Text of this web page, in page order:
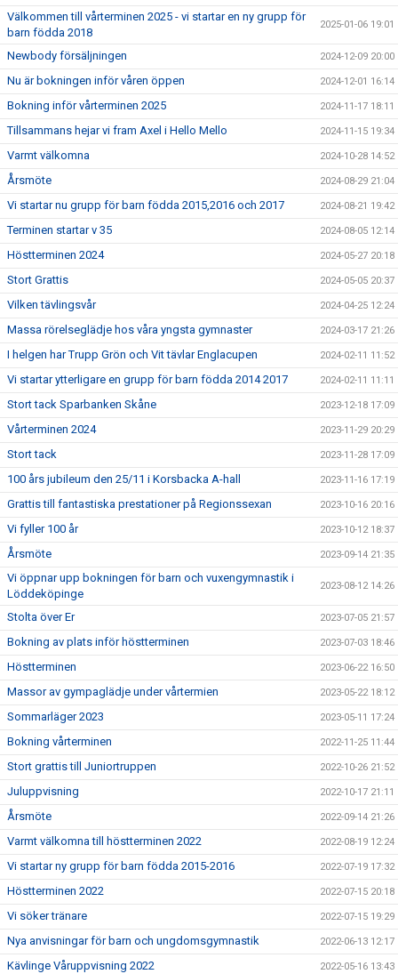
Välkommen till vårterminen 2025 - vi startar en ny grupp för
barn födda 2018
2025-01-06 19:01
Newbody försäljningen 2024-12-09 20:00
Nu är bokningen inför våren öppen 2024-12-01 16:14
Bokning inför vårterminen 2025 2024-11-17 18:11
Tillsammans hejar vi fram Axel i Hello Mello 2024-11-15 19:34
Varmt välkomna 2024-10-28 14:52
Årsmöte 2024-08-29 21:04
Vi startar nu grupp för barn födda 2015,2016 och 2017 2024-08-21 19:42
Terminen startar v 35 2024-08-05 12:14
Höstterminen 2024 2024-05-27 20:18
Stort Grattis 2024-05-05 20:37
Vilken tävlingsvår 2024-04-25 12:24
Massa rörelseglädje hos våra yngsta gymnaster 2024-03-17 21:26
I helgen har Trupp Grön och Vit tävlar Englacupen 2024-02-11 11:52
Vi startar ytterligare en grupp för barn födda 2014 2017 2024-02-11 11:11
Stort tack Sparbanken Skåne 2023-12-18 17:09
Vårterminen 2024 2023-11-29 20:29
Stort tack 2023-11-28 17:09
100 års jubileum den 25/11 i Korsbacka A-hall 2023-11-16 17:19
Grattis till fantastiska prestationer på Regionssexan 2023-10-16 20:16
Vi fyller 100 år 2023-10-12 18:37
Årsmöte 2023-09-14 21:35
Vi öppnar upp bokningen för barn och vuxengymnastik i
Löddeköpinge
2023-08-12 14:26
Stolta över Er 2023-07-05 21:57
Bokning av plats inför höstterminen 2023-07-03 18:46
Höstterminen 2023-06-22 16:50
Massor av gympaglädje under vårtermien 2023-05-22 18:12
Sommarläger 2023 2023-05-11 17:24
Bokning vårterminen 2022-11-25 11:44
Stort grattis till Juniortruppen 2022-10-26 21:52
Juluppvisning 2022-10-17 21:11
Årsmöte 2022-09-14 21:26
Varmt välkomna till höstterminen 2022 2022-08-19 12:24
Vi startar ny grupp för barn födda 2015-2016 2022-07-19 17:32
Höstterminen 2022 2022-07-15 20:18
Vi söker tränare 2022-07-15 19:29
Nya anvisningar för barn och ungdomsgymnastik 2022-06-13 12:17
Kävlinge Våruppvisning 2022 2022-05-16 13:43